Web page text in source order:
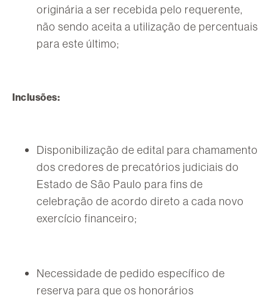
originária a ser recebida pelo requerente,
não sendo aceita a utilização de percentuais
para este último;
Inclusões:
Disponibilização de edital para chamamento
dos credores de precatórios judiciais do
Estado de São Paulo para fins de
celebração de acordo direto a cada novo
exercício financeiro;
Necessidade de pedido específico de
reserva para que os honorários